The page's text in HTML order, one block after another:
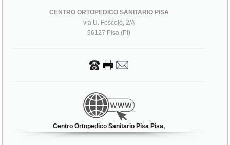
CENTRO ORTOPEDICO SANITARIO PISA
via U. Foscolo, 2/A
56127 Pisa (PI)
Centro Ortopedico Sanitario Pisa Pisa,